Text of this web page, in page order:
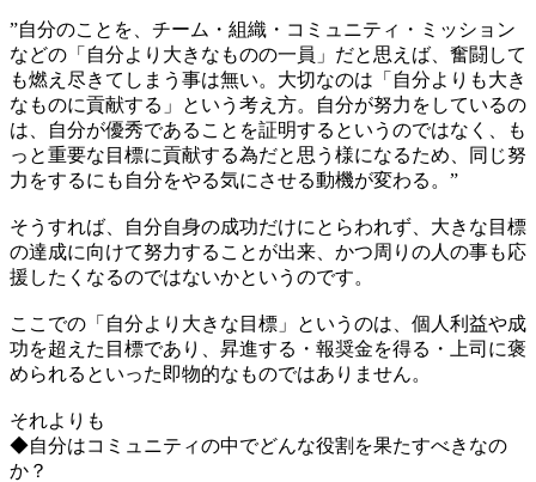
”自分のことを、チーム・組織・コミュニティ・ミッション
などの「自分より大きなものの一員」だと思えば、奮闘して
も燃え尽きてしまう事は無い。大切なのは「自分よりも大き
なものに貢献する」という考え方。自分が努力をしているの
は、自分が優秀であることを証明するというのではなく、も
っと重要な目標に貢献する為だと思う様になるため、同じ努
力をするにも自分をやる気にさせる動機が変わる。”
そうすれば、自分自身の成功だけにとらわれず、大きな目標
の達成に向けて努力することが出来、かつ周りの人の事も応
援したくなるのではないかというのです。
ここでの「自分より大きな目標」というのは、個人利益や成
功を超えた目標であり、昇進する・報奨金を得る・上司に褒
められるといった即物的なものではありません。
それよりも
◆自分はコミュニティの中でどんな役割を果たすべきなの
か？